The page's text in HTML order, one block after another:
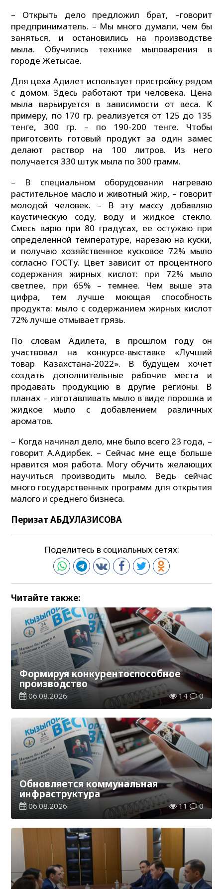
– Открыть дело предложил брат, –говорит
предприниматель. – Мы много думали, чем бы
заняться, и остановились на производстве
мыла. Обучились технике мыловарения в
городе Жетысае.
Для цеха Адилет использует пристройку рядом
с домом. Здесь работают три человека. Цена
мыла варьируется в зависимости от веса. К
примеру, по 170 гр. реализуется от 125 до 135
тенге, 300 гр. – по 190-200 тенге. Чтобы
приготовить готовый продукт за один замес
делают раствор на 100 литров. Из него
получается 330 штук мыла по 300 грамм.
– В специальном оборудовании нагреваю
растительное масло и животный жир, – говорит
молодой человек. – В эту массу добавляю
каустическую соду, воду и жидкое стекло.
Смесь варю при 80 градусах, ее остужаю при
определенной температуре, нарезаю на куски,
и получаю хозяйственное кусковое 72% мыло
согласно ГОСТу. Цвет зависит от процентного
содержания жирных кислот: при 72% мыло
светлее, при 65% – темнее. Чем выше эта
цифра, тем лучше моющая способность
продукта: мыло с содержанием жирных кислот
72% лучше отмывает грязь.
По словам Адилета, в прошлом году он
участвовал на конкурсе-выставке «Лучший
товар Казахстана-2022». В будущем хочет
создать дополнительные рабочие места и
продавать продукцию в другие регионы. В
планах – изготавливать мыло в виде порошка и
жидкое мыло с добавлением различных
ароматов.
– Когда начинал дело, мне было всего 23 года, –
говорит А.Адирбек. – Сейчас мне еще больше
нравится моя работа. Могу обучить желающих
научиться производить мыло. Ведь сейчас
много государственных программ для открытия
малого и среднего бизнеса.
Перизат АБДУЛАЗИСОВА
Поделитесь в социальных сетях:
Читайте также:
Формируя конкурентоспособное
производство
06.08.2026 14 0
Обновляется коммунальная
инфраструктура
06.08.2026 11 0